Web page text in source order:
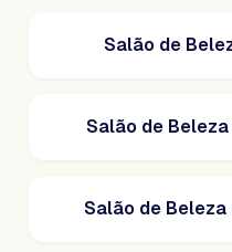
Salão de
Salão de
Salão de Beleza